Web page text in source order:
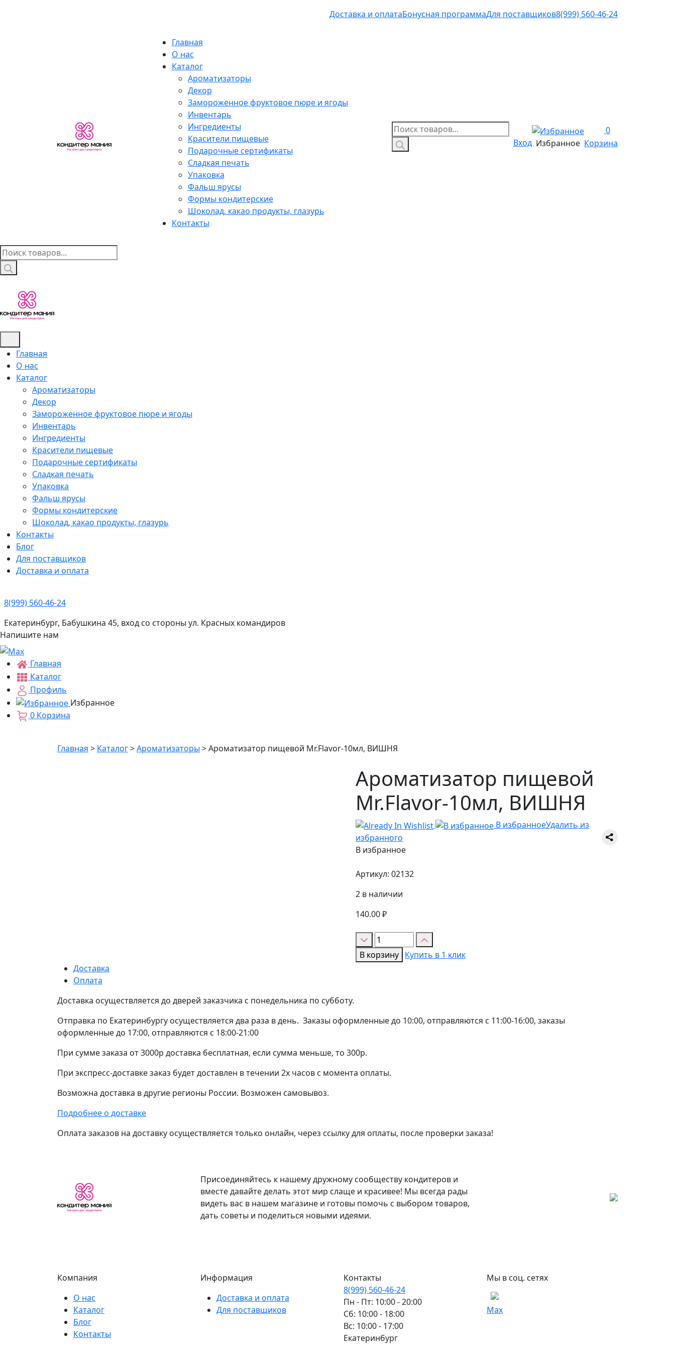
Доставка и оплатаБонусная программаДля поставщиков8(999) 560-46-24
Главная
О нас
Каталог
Ароматизаторы
Декор
Замороженное фруктовое пюре и ягоды
Инвентарь
Ингредиенты
Красители пищевые
Подарочные сертификаты
Сладкая печать
Упаковка
Фальш ярусы
Формы кондитерские
Шоколад, какао продукты, глазурь
Контакты
Поиск
товаров
Вход Избранное
0
Корзина
Поиск
товаров
Главная
О нас
Каталог
Ароматизаторы
Декор
Замороженное фруктовое пюре и ягоды
Инвентарь
Ингредиенты
Красители пищевые
Подарочные сертификаты
Сладкая печать
Упаковка
Фальш ярусы
Формы кондитерские
Шоколад, какао продукты, глазурь
Контакты
Блог
Для поставщиков
Доставка и оплата
8(999) 560-46-24
Екатеринбург, Бабушкина 45, вход со стороны ул. Красных командиров
Напишите нам
Главная
Каталог
Профиль
Избранное
0 Корзина
Главная > Каталог>Ароматизаторы >Ароматизатор пищевой Mr.Flavor-10мл, ВИШНЯ
Ароматизатор пищевой
Mr.Flavor-10мл, ВИШНЯ
В избранноеУдалить из
избранного
В избранное
Артикул: 02132
2 в наличии
140.00₽
Количество
товара
Ароматизатор
В корзину Купить в 1 клик
Доставка
Оплата
Доставка осуществляется до дверей заказчика с понедельника по субботу.
Отправка по Екатеринбургу осуществляется два раза в день. Заказы оформленные до 10:00, отправляются с 11:00-16:00, заказы
оформленные до 17:00, отправляются с 18:00-21:00
При сумме заказа от 3000р доставка бесплатная, если сумма меньше, то 300р.
При экспресс-доставке заказ будет доставлен в течении 2х часов с момента оплаты.
Возможна доставка в другие регионы России. Возможен самовывоз.
Подробнее о доставке
Оплата заказов на доставку осуществляется только онлайн, через ссылку для оплаты, после проверки заказа!
Присоединяйтесь к нашему дружному сообществу кондитеров и
вместе давайте делать этот мир слаще и красивее! Мы всегда рады
видеть вас в нашем магазине и готовы помочь с выбором товаров,
дать советы и поделиться новыми идеями.
Компания
О нас
Каталог
Блог
Контакты
Информация
Доставка и оплата
Для поставщиков
Контакты
8(999) 560-46-24
Пн - Пт: 10:00 - 20:00
Сб: 10:00 - 18:00
Вс: 10:00 - 17:00
Екатеринбург
Мы в соц. сетях
Max